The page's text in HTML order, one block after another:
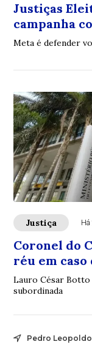
Justiças
campanha
Meta é defender
Justiça Há
Coronel do
réu em caso
Lauro César Botto
subordinada
Pedro